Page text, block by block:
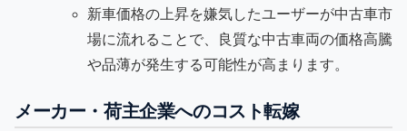
新車価格の上昇を嫌気したユーザーが中古車市
場に流れることで、良質な中古車両の価格高騰
や品薄が発生する可能性が高まります。
メーカー・荷主企業へのコスト転嫁